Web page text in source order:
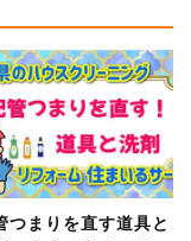
つまりを直す道具と